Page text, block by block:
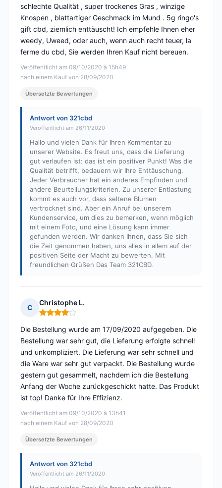
Veröffentlicht am 09/10/2020 à 15h49
nach einem Kauf von 28/09/2020
schlechte Qualität , super trockenes Gras , winzige
Knospen , blattartiger Geschmack im Mund . 5g ringo's
gift cbd, ziemlich enttäuscht! Ich empfehle Ihnen eher
weedy, Uweed, oder auch, wenn auch recht teuer, la
ferme du cbd, Sie werden Ihren Kauf nicht bereuen.
Übersetzte Bewertungen
Antwort von 321cbd
Veröffentlicht am 26/11/2020
Hallo und vielen Dank für Ihren Kommentar zu
unserer Website. Es freut uns, dass die Lieferung
gut verlaufen ist: das ist ein positiver Punkt! Was die
Qualität betrifft, bedauern wir Ihre Enttäuschung.
Jeder Verbraucher hat ein anderes Empfinden und
andere Beurteilungskriterien. Zu unserer Entlastung
kommt es auch vor, dass seltene Blumen
vertrocknet sind. Aber ein Anruf bei unserem
Kundenservice, um dies zu bemerken, wenn möglich
mit einem Foto, und eine Lösung kann immer
gefunden werden. Wir danken Ihnen, dass Sie sich
die Zeit genommen haben, uns alles in allem auf der
positiven Seite der Macht zu bewerten. Mit
freundlichen Grüßen Das Team 321CBD.
C
Christophe L.
Hinweis: 4 von 5
Veröffentlicht am 09/10/2020 à 13h41
nach einem Kauf von 28/09/2020
Die Bestellung wurde am 17/09/2020 aufgegeben. Die
Bestellung war sehr gut, die Lieferung erfolgte schnell
und unkompliziert. Die Lieferung war sehr schnell und
die Ware war sehr gut verpackt. Die Bestellung wurde
gestern gut gesammelt, nachdem ich die Bestellung
Anfang der Woche zurückgeschickt hatte. Das Produkt
ist top! Danke für Ihre Effizienz.
Übersetzte Bewertungen
Antwort von 321cbd
Veröffentlicht am 26/11/2020